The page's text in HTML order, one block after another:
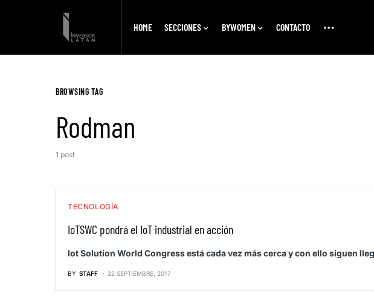
HOME SECCIONES BYWOMEN CONTACTO
BROWSING TAG
Rodman
1 post
TECNOLOGÍA
IoTSWC pondrá el IoT industrial en acción
Iot Solution World Congress está cada vez más cerca y con ello siguen
BY STAFF 22 SEPTIEMBRE, 2017